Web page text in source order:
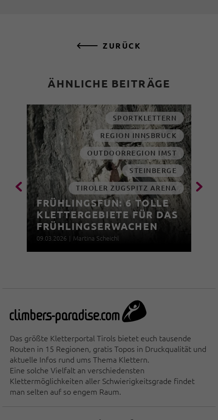
ZURÜCK
ÄHNLICHE BEITRÄGE
SPORTKLETTERN
REGION INNSBRUCK
OUTDOORREGION IMST
STEINBERGE
TIROLER ZUGSPITZ ARENA
FRÜHLINGSFUN: 6 TOLLE
KLETTERGEBIETE FÜR DAS
FRÜHLINGSERWACHEN
09.03.2026 | Martina Scheichl
Das größte Kletterportal Tirols bietet euch tausende
Routen in 15 Regionen, gratis Topos in Druckqualität und
aktuelle Infos rund ums Thema Klettern.
Eine solche Vielfalt an verschiedensten
Klettermöglichkeiten aller Schwierigkeitsgrade findet
man selten auf so engem Raum.